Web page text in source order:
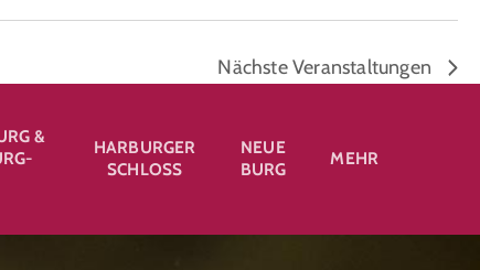
NächsteVeranstaltungen
&
HARBURGER
SCHLOSS
NEUE
BURG
MEHR